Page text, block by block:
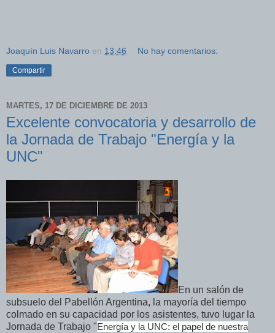
Joaquín Luis Navarro en 13:46 No hay comentarios:
Compartir
MARTES, 17 DE DICIEMBRE DE 2013
Excelente convocatoria y desarrollo de
la Jornada de Trabajo "Energía y la
UNC"
En un salón de
subsuelo del Pabellón Argentina, la mayoría del tiempo
colmado en su capacidad por los asistentes, tuvo lugar la
Jornada de Trabajo "Energía y la UNC: el papel de nuestra